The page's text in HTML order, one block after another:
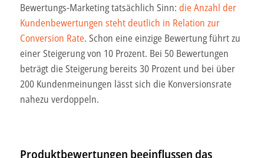
Bewertungs-Marketing tatsächlich Sinn: die Anzahl der
Kundenbewertungen steht deutlich in Relation zur
Conversion Rate. Schon eine einzige Bewertung führt zu
einer Steigerung von 10 Prozent. Bei 50 Bewertungen
beträgt die Steigerung bereits 30 Prozent und bei über
200 Kundenmeinungen lässt sich die Konversionsrate
nahezu verdoppeln.
Produktbewertungen beeinflussen das